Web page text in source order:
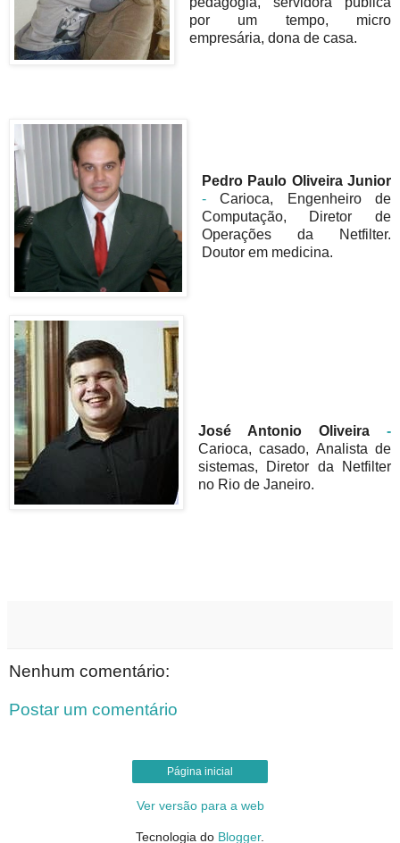
por um tempo, micro
empresária, dona de casa.
Pedro Paulo Oliveira Junior
-Carioca, Engenheiro de
Computação, Diretor de
Operações da Netfilter.
Doutor em medicina.
José Antonio Oliveira -
Carioca, casado, Analista de
sistemas, Diretor da Netfilter
no Rio de Janeiro.
Nenhum comentário:
Postar um comentário
Página inicial
Ver versão para a web
Tecnologia do Blogger.